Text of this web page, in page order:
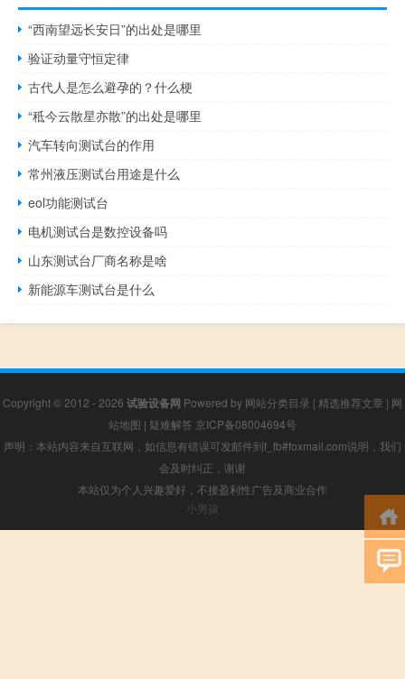
“西南望远长安日”的出处是哪里
验证动量守恒定律
古代人是怎么避孕的？什么梗
“秪今云散星亦散”的出处是哪里
汽车转向测试台的作用
常州液压测试台用途是什么
eol功能测试台
电机测试台是数控设备吗
山东测试台厂商名称是啥
新能源车测试台是什么
Copyright © 2012 - 2026 试验设备网 Powered by 网站分类目录 | 精选推荐文章 | 网
站地图 | 疑难解答 京ICP备08004694号
声明：本站内容来自互联网，如信息有错误可发邮件到f_fb#foxmail.com说明，我们
会及时纠正，谢谢
本站仅为个人兴趣爱好，不接盈利性广告及商业合作
小男孩